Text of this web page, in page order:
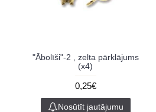
"Ābolīši"-2 , zelta pārklājums
(x4)
0,25€
Nosūtīt jautājumu